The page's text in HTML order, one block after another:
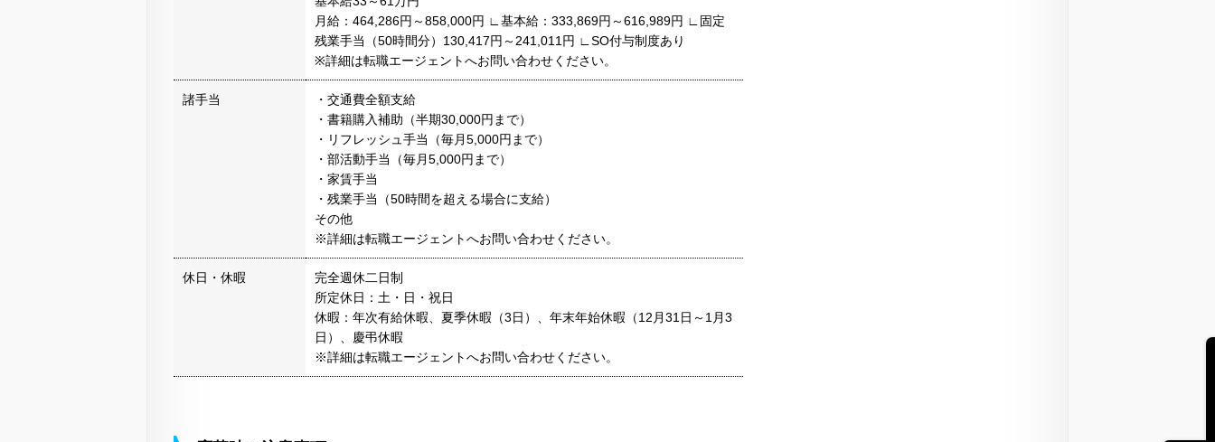
月給：464,286円～858,000円 ∟基本給：333,869円～616,989円 ∟固定
残業手当（50時間分）130,417円～241,011円 ∟SO付与制度あり
※詳細は転職エージェントへお問い合わせください。
諸手当
・交通費全額支給
・書籍購入補助（半期30,000円まで）
・リフレッシュ手当（毎月5,000円まで）
・部活動手当（毎月5,000円まで）
・家賃手当
・残業手当（50時間を超える場合に支給）
その他
※詳細は転職エージェントへお問い合わせください。
休日・休暇
完全週休二日制
所定休日：土・日・祝日
休暇：年次有給休暇、夏季休暇（3日）、年末年始休暇（12月31日～1月3
日）、慶弔休暇
※詳細は転職エージェントへお問い合わせください。